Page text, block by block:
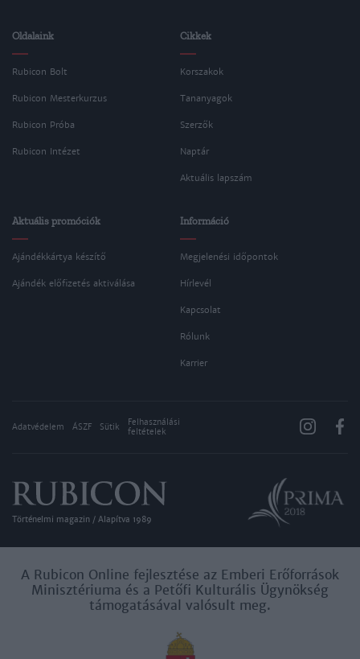
Oldalaink
Rubicon Bolt
Rubicon Mesterkurzus
Rubicon Próba
Rubicon Intézet
Cikkek
Korszakok
Tananyagok
Szerzők
Naptár
Aktuális lapszám
Aktuális promóciók
Ajándékkártya készítő
Ajándék előfizetés aktiválása
Információ
Megjelenési időpontok
Hírlevél
Kapcsolat
Rólunk
Karrier
Adatvédelem ÁSZF Sütik
Felhasználási
feltételek
Történelmi magazin / Alapítva 1989
A Rubicon Online fejlesztése az Emberi Erőforrások
Minisztériuma és a Petőfi Kulturális Ügynökség
támogatásával valósult meg.